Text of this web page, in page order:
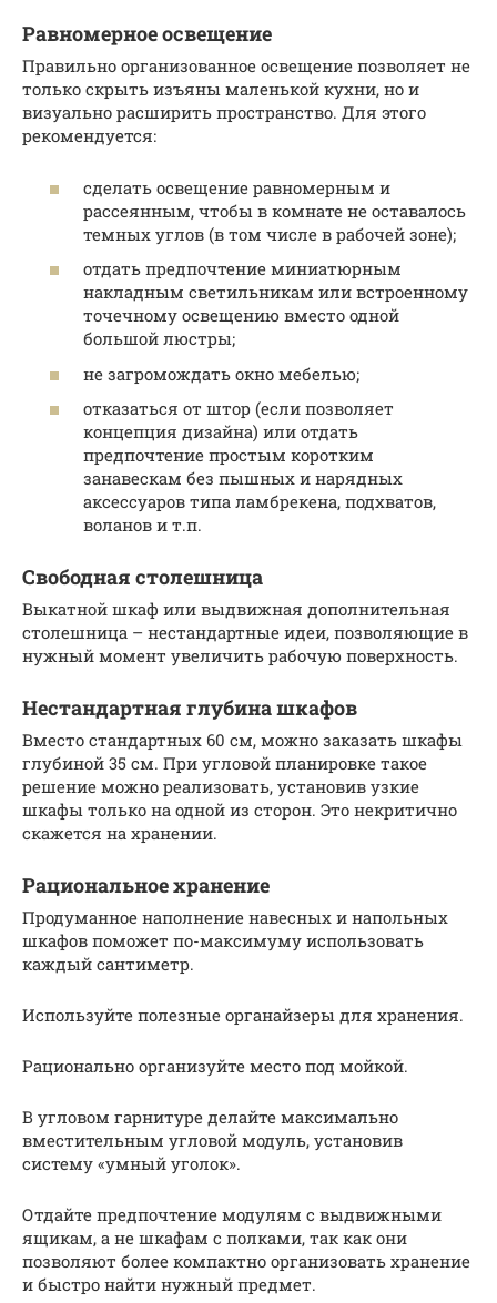
Равномерное освещение
Правильно организованное освещение позволяет не
только скрыть изъяны маленькой кухни, но и
визуально расширить пространство. Для этого
рекомендуется:
сделать освещение равномерным и
рассеянным, чтобы в комнате не оставалось
темных углов (в том числе в рабочей зоне);
отдать предпочтение миниатюрным
накладным светильникам или встроенному
точечному освещению вместо одной
большой люстры;
не загромождать окно мебелью;
отказаться от штор (если позволяет
концепция дизайна) или отдать
предпочтение простым коротким
занавескам без пышных и нарядных
аксессуаров типа ламбрекена, подхватов,
воланов и т.п.
Свободная столешница
Выкатной шкаф или выдвижная дополнительная
столешница – нестандартные идеи, позволяющие в
нужный момент увеличить рабочую поверхность.
Нестандартная глубина шкафов
Вместо стандартных 60 см, можно заказать шкафы
глубиной 35 см. При угловой планировке такое
решение можно реализовать, установив узкие
шкафы только на одной из сторон. Это некритично
скажется на хранении.
Рациональное хранение
Продуманное наполнение навесных и напольных
шкафов поможет по-максимуму использовать
каждый сантиметр.
Используйте полезные органайзеры для хранения.
Рационально организуйте место под мойкой.
В угловом гарнитуре делайте максимально
вместительным угловой модуль, установив
систему «умный уголок».
Отдайте предпочтение модулям с выдвижными
ящикам, а не шкафам с полками, так как они
позволяют более компактно организовать хранение
и быстро найти нужный предмет.